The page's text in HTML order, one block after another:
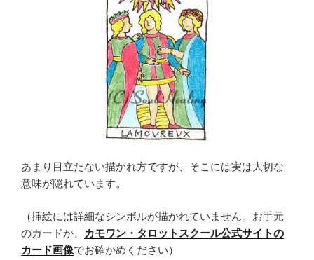
あまり目立たない描かれ方ですが、そこには実は大切な
意味が隠れています。
（挿絵には詳細なシンボルが描かれていません。お手元
のカードか、
カモワン・タロットスクール公式サイトの
カード画像でお確かめください）